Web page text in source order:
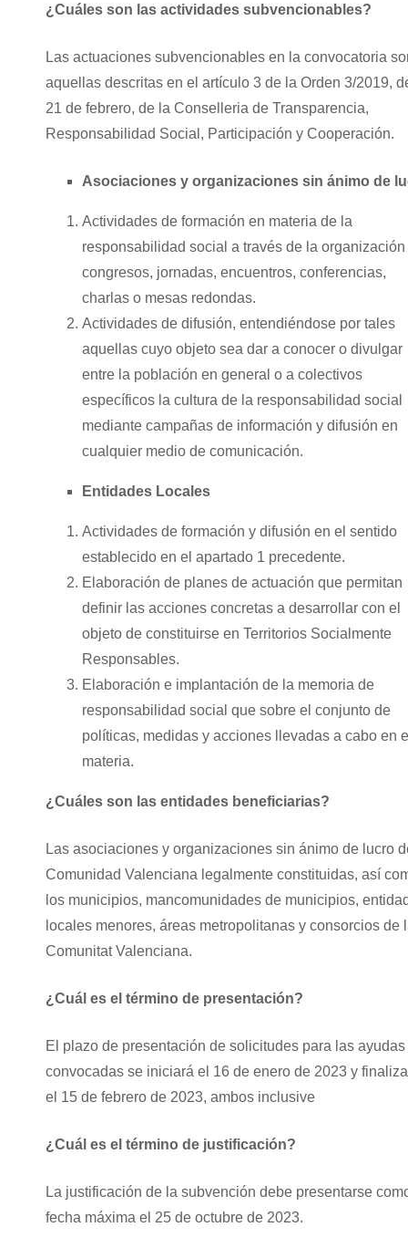
¿Cuáles son las actividades subvencionables?
Las actuaciones subvencionables en la convocatoria
aquellas descritas en el artículo 3 de la Orden 3/2019,
21 de febrero, de la Conselleria de Transparencia,
Responsabilidad Social, Participación y Cooperación.
Asociaciones y organizaciones sin ánimo de
Actividades de formación en materia de la
responsabilidad social a través de la organización
congresos, jornadas, encuentros, conferencias,
charlas o mesas redondas.
Actividades de difusión, entendiéndose por tales
aquellas cuyo objeto sea dar a conocer o divulgar
entre la población en general o a colectivos
específicos la cultura de la responsabilidad social
mediante campañas de información y difusión en
cualquier medio de comunicación.
Entidades Locales
Actividades de formación y difusión en el sentido
establecido en el apartado 1 precedente.
Elaboración de planes de actuación que permitan
definir las acciones concretas a desarrollar con el
objeto de constituirse en Territorios Socialmente
Responsables.
Elaboración e implantación de la memoria de
responsabilidad social que sobre el conjunto de
políticas, medidas y acciones llevadas a cabo en
materia.
¿Cuáles son las entidades beneficiarias?
Las asociaciones y organizaciones sin ánimo de lucro
Comunidad Valenciana legalmente constituidas, así
los municipios, mancomunidades de municipios,
locales menores, áreas metropolitanas y consorcios de
Comunitat Valenciana.
¿Cuál es el término de presentación?
El plazo de presentación de solicitudes para las ayudas
convocadas se iniciará el 16 de enero de 2023 y
el 15 de febrero de 2023, ambos inclusive
¿Cuál es el término de justificación?
La justificación de la subvención debe presentarse
fecha máxima el 25 de octubre de 2023.